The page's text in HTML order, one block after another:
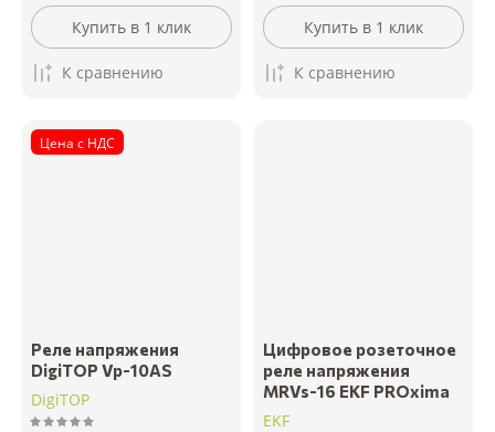
Купить в 1 клик
К сравнению
Купить в 1 клик
К сравнению
Цена с НДС
Реле напряжения
DigiTOP Vp-10AS
DigiTOP
Цифровое розеточное
реле напряжения
MRVs-16 EKF PROxima
EKF